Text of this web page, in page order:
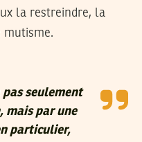
la restreindre, la
mutisme.
seulement
mais par une
particulier,